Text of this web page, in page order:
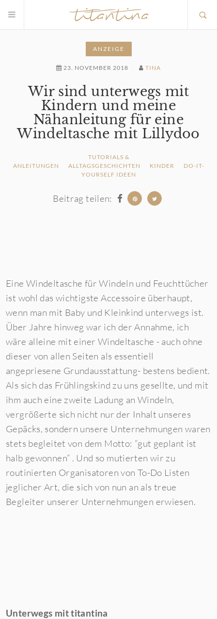
ANZEIGE
23. NOVEMBER 2018 TINA
Wir sind unterwegs mit
Kindern und meine
Nähanleitung für eine
Windeltasche mit Lillydoo
TUTORIALS &
ANLEITUNGEN
ALLTAGSGESCHICHTEN KINDER
DO-IT-
YOURSELF IDEEN
Beitrag teilen:
Eine Windeltasche für Windeln und Feuchttücher
ist wohl das wichtigste Accessoire überhaupt,
wenn man mit Baby und Kleinkind unterwegs ist.
Über Jahre hinweg war ich der Annahme, ich
wäre alleine mit einer Windeltasche - auch ohne
dieser von allen Seiten als essentiell
angepriesene Grundausstattung- bestens bedient.
Als sich das Frühlingskind zu uns gesellte, und mit
ihm auch eine zweite Ladung an Windeln,
vergrößerte sich nicht nur der Inhalt unseres
Gepäcks, sondern unsere Unternehmungen waren
stets begleitet von dem Motto: “gut geplant ist
halb gewonnen” . Und so mutierten wir zu
routinierten Organisatoren von To-Do Listen
jeglicher Art, die sich von nun an als treue
Begleiter unserer Unternehmungen erwiesen.
Unterwegs mit titantina